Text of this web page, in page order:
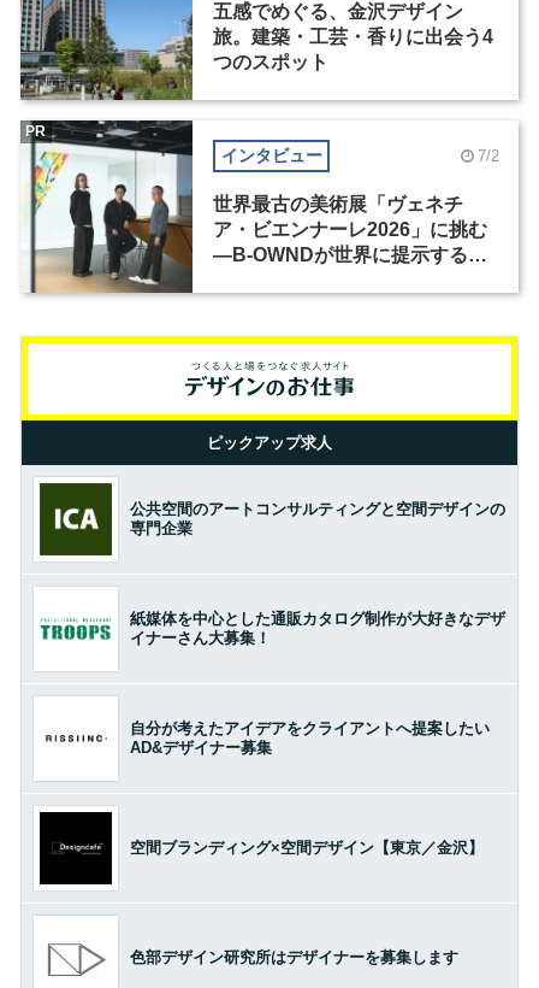
五感でめぐる、金沢デザイン
旅。建築・工芸・香りに出会う4
つのスポット
インタビュー 7/2
世界最古の美術展「ヴェネチ
ア・ビエンナーレ2026」に挑む
―B-OWNDが世界に提示する美
PR
ピックアップ求人
公共空間のアートコンサルティングと空間デザインの
専門企業
紙媒体を中心とした通販カタログ制作が大好きなデザ
イナーさん大募集！
自分が考えたアイデアをクライアントへ提案したい
AD&デザイナー募集
空間ブランディング×空間デザイン【東京／金沢】
色部デザイン研究所はデザイナーを募集します